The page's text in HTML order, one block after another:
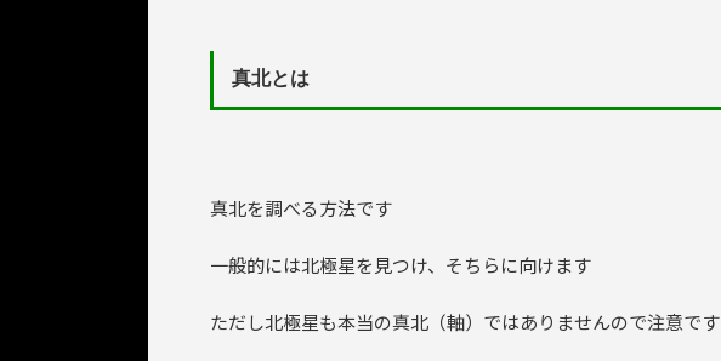
真北とは
真北を調べる方法です
一般的には北極星を見つけ、そちらに向けます
ただし北極星も本当の真北（軸）ではありませんので注意です